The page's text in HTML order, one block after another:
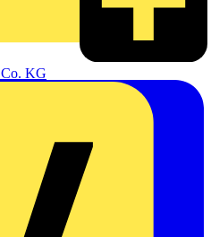
KG